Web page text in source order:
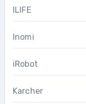
ILIFE
Inomi
iRobot
Karcher